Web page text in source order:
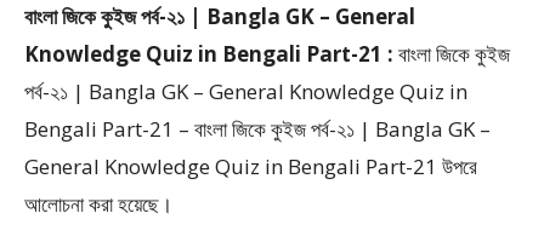
বাংলা জিকে কুইজ পর্ব-২১ | Bangla GK – General
Knowledge Quiz in Bengali Part-21 : বাংলা জিকে কুইজ
পর্ব-২১ | Bangla GK – General Knowledge Quiz in
Bengali Part-21 – বাংলা জিকে কুইজ পর্ব-২১ | Bangla GK –
General Knowledge Quiz in Bengali Part-21 উপরে
আলোচনা করা হয়েছে।